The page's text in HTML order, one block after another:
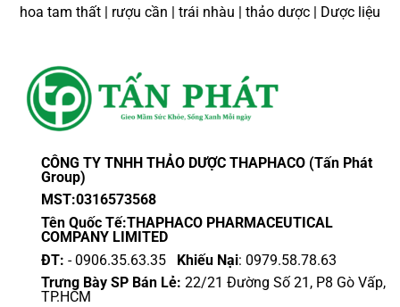
hoa tam thất | rượu cần | trái nhàu | thảo dược | Dược liệu
CÔNG TY TNHH THẢO DƯỢC THAPHACO (Tấn Phát
Group)
MST:0316573568
Tên Quốc Tế:THAPHACO PHARMACEUTICAL
COMPANY LIMITED
ĐT: - 0906.35.63.35 Khiếu Nại: 0979.58.78.63
Trưng Bày SP Bán Lẻ: 22/21 Đường Số 21, P8 Gò Vấp,
TP.HCM